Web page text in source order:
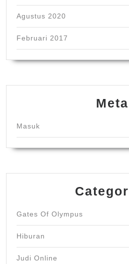
Agustus 2020
Februari 2017
Meta
Masuk
Gates Of Olympus
Hiburan
Judi Online